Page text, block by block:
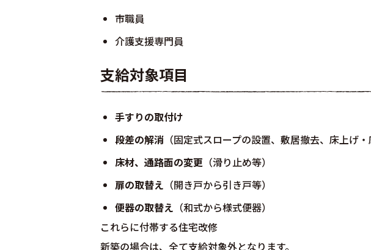
市職員
介護支援専門員
支給対象項目
手すりの取付け
段差の解消 （固定式スロープの設置、敷居撤去、床上げ・
床材、通路面の変更 （滑り止め等）
扉の取替え （開き戸から引き戸等）
便器の取替え （和式から様式便器）
これらに付帯する住宅改修
新築の場合は、 全て支給対象外となります。